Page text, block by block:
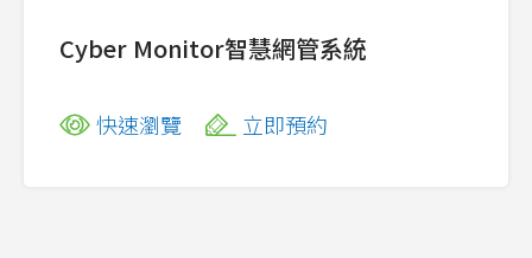
Cyber Monitor智慧網管系統
快速瀏覽 立即預約